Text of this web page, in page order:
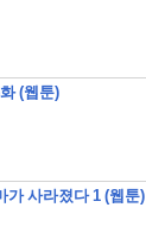
(웹툰)
가 사라졌다 1 (웹툰)